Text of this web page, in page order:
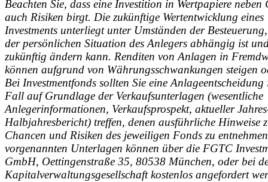
Beachten Sie, dass eine Investition in Wertpapiere neben
auch Risiken birgt. Die zukünftige Wertentwicklung eines
Investments unterliegt unter Umständen der
der persönlichen Situation des Anlegers abhängig ist
zukünftig ändern kann. Renditen von Anlagen in
können aufgrund von Währungsschwankungen steigen
Bei Investmentfonds sollten Sie eine Anlageentscheidung
Fall auf Grundlage der Verkaufsunterlagen (wesentliche
Anlegerinformationen, Verkaufsprospekt, aktueller
Halbjahresbericht) treffen, denen ausführliche Hinweise
Chancen und Risiken des jeweiligen Fonds zu
vorgenannten Unterlagen können über die FGTC
GmbH, Oettingenstraße 35, 80538 München, oder bei
Kapitalverwaltungsgesellschaft kostenlos angefordert